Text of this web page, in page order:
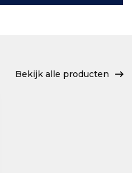
Bekijk alle producten